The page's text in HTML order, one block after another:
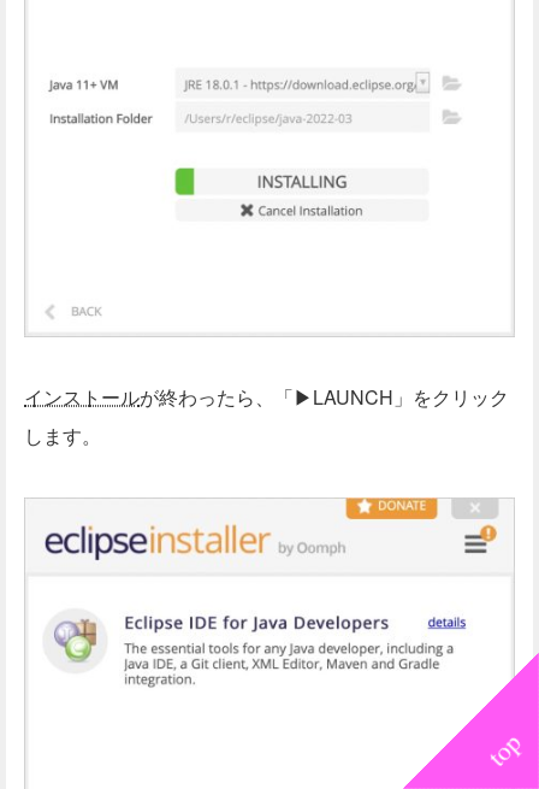
インストールが終わったら、「▶LAUNCH」をクリック
します。